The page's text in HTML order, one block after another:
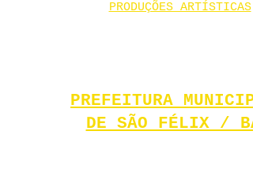
PRODUÇÕES ARTÍSTICAS
PREFEITURA
DE SÃO FÉLIX / BA